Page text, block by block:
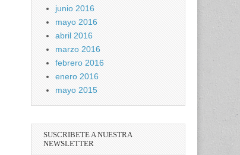
junio 2016
mayo 2016
abril 2016
marzo 2016
febrero 2016
enero 2016
mayo 2015
SUSCRIBETE A NUESTRA
NEWSLETTER